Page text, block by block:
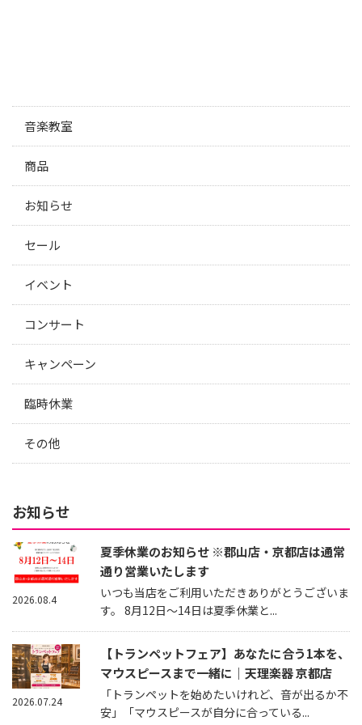
音楽教室
商品
お知らせ
セール
イベント
コンサート
キャンペーン
臨時休業
その他
お知らせ
夏季休業のお知らせ ※郡山店・京都店は通常
通り営業いたします
いつも当店をご利用いただきありがとうございま
す。 8月12日～14日は夏季休業と...
2026.08.4
【トランペットフェア】あなたに合う1本を、
マウスピースまで一緒に｜天理楽器 京都店
「トランペットを始めたいけれど、音が出るか不
安」「マウスピースが自分に合っている...
2026.07.24